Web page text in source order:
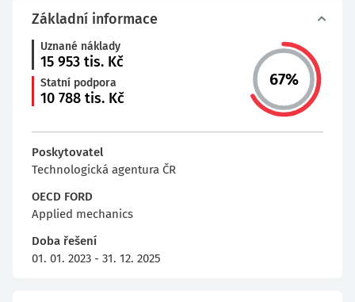
Základní informace
Uznané náklady
15 953 tis. Kč
Statní podpora
10 788 tis. Kč
67%
Poskytovatel
Technologická agentura ČR
OECD FORD
Applied mechanics
Doba řešení
01. 01. 2023 - 31. 12. 2025